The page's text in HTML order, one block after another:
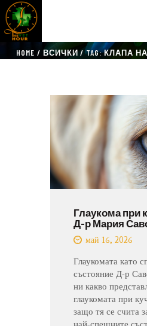
HOME ВСИЧКИ TAG: КЛАПА
ЕКИП
КАТАЛОГ
THE VET HOUR
БЛОГ
КОНТАКТ
Глаукома при
Д-р Мария
май 16, 2026
Глаукомата като
състояние Д-р
ни какво
глаукомата при
защо тя се счита